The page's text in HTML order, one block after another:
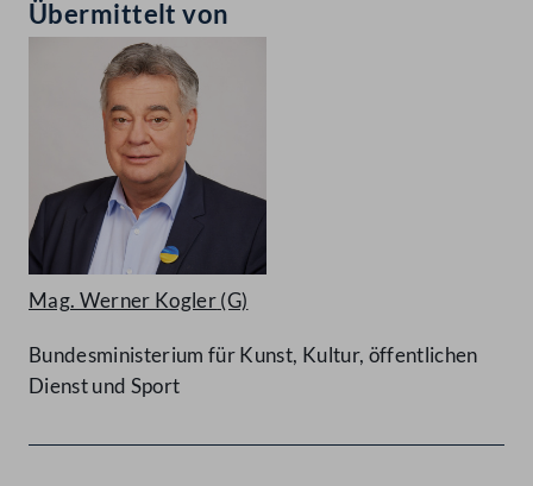
Übermittelt von
Mag. Werner Kogler(G)
Bundesministerium für Kunst, Kultur, öffentlichen
Dienst und Sport